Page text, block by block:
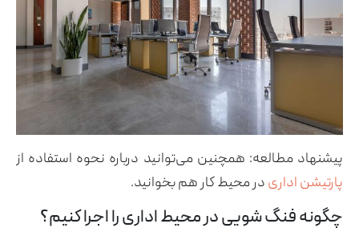
پیشنهاد مطالعه: همچنین می‌توانید درباره نحوه استفاده از
پارتیشن اداری در محیط کار هم بخوانید.
چگونه فنگ شویی در محیط اداری را اجرا کنیم؟